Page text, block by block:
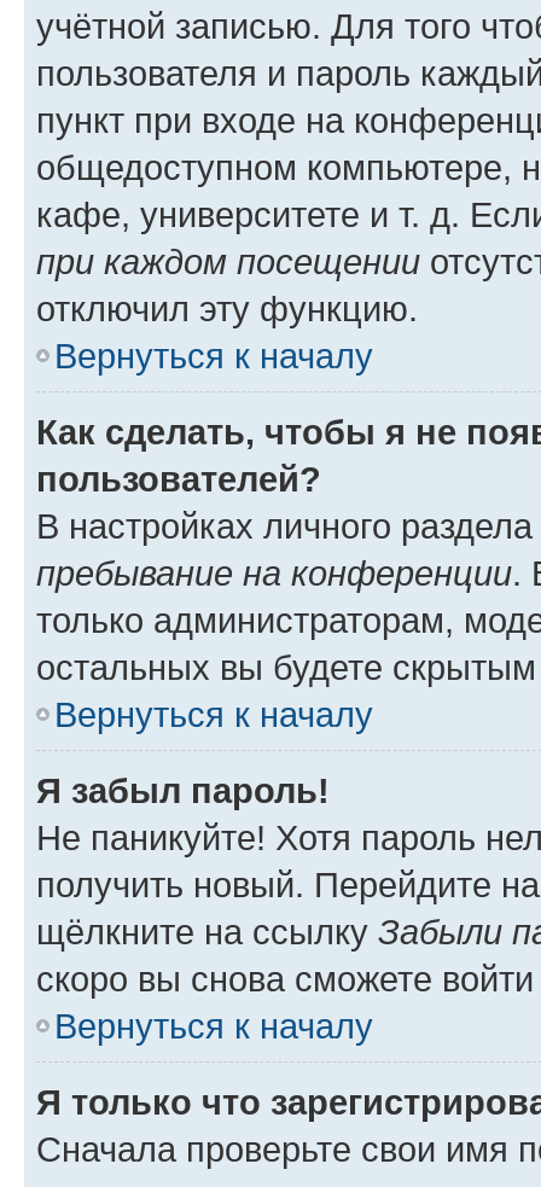
учётной записью. Для того
пользователя и пароль
пункт при входе на
общедоступном компьютере,
кафе, университете и т. д.
при каждом посещении
отключил эту функцию.
Вернуться к началу
Как сделать, чтобы я не
пользователей?
В настройках личного
пребывание на конференции.
только администраторам,
остальных вы будете
Вернуться к началу
Я забыл пароль!
Не паникуйте! Хотя пароль
получить новый. Перейдите
щёлкните на ссылку Забыли
скоро вы снова сможете
Вернуться к началу
Я только что
Сначала проверьте свои имя